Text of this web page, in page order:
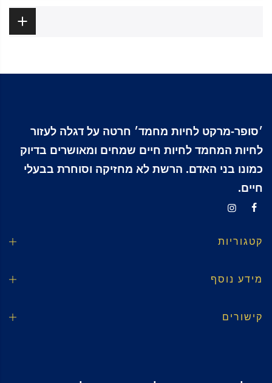
׳סופר-מרקט לחיות מחמד׳ חרטה על דגלה לעזור
לחיות המחמד לחיות חיים שמחים ומאושרים בדיוק
כמונו בני האדם. הרשת לא מחזיקה וסוחרת בבעלי
חיים.
קטגוריות
מידע נוסף
קישורים